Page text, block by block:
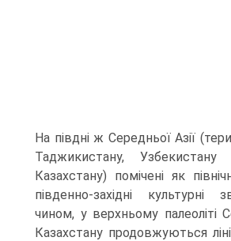
На півдні ж Середньої Азії
Таджикистану, Узбекистану
Казахстану) помічені як
південно-західні культурні
чином, у верхньому палеоліті
Казахстану продовжуються